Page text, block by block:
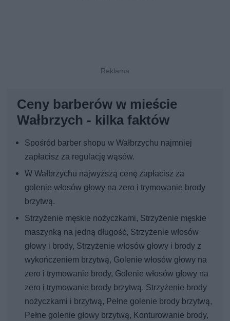
Ceny barberów w mieście
Wałbrzych - kilka faktów
Spośród barber shopu w Wałbrzychu najmniej
zapłacisz za regulację wąsów.
W Wałbrzychu najwyższą cenę zapłacisz za
golenie włosów głowy na zero i trymowanie brody
brzytwą.
Strzyżenie męskie nożyczkami, Strzyżenie męskie
maszynką na jedną długość, Strzyżenie włosów
głowy i brody, Strzyżenie włosów głowy i brody z
wykończeniem brzytwą, Golenie włosów głowy na
zero i trymowanie brody, Golenie włosów głowy na
zero i trymowanie brody brzytwą, Strzyżenie brody
nożyczkami i brzytwą, Pełne golenie brody brzytwą,
Pełne golenie głowy brzytwą, Konturowanie brody,